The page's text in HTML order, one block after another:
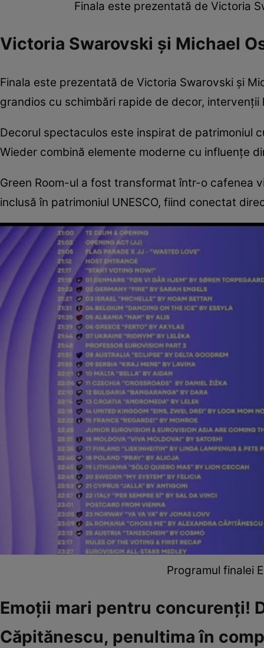
Finala este prezentată de Victoria
Victoria Swarovski și Michael
Finala este prezentată de Victoria Swarovski și
grandios cu schimbări rapide de decor,
Decorul spectaculos este inspirat de patrimoniul
Wieder combină elemente moderne cu influențe
Green Room-ul a fost transformat într-o cafenea
inclusă în patrimoniul UNESCO, fiind conectat
Programul finalei
Emoții mari pentru concurenți!
Căpitănescu, penultima în